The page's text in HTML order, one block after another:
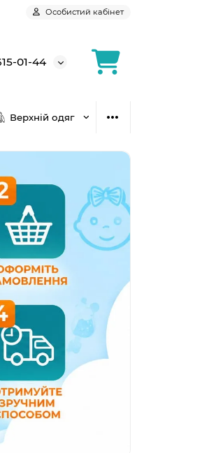
Особистий кабінет
01-44
Верхній одяг